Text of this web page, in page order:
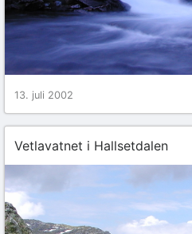
13. juli 2002
Vetlavatnet i Hallsetdalen